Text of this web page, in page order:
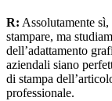
R: Assolutamente
stampare, ma
dell’adattamento
aziendali siano
di stampa
professionale.